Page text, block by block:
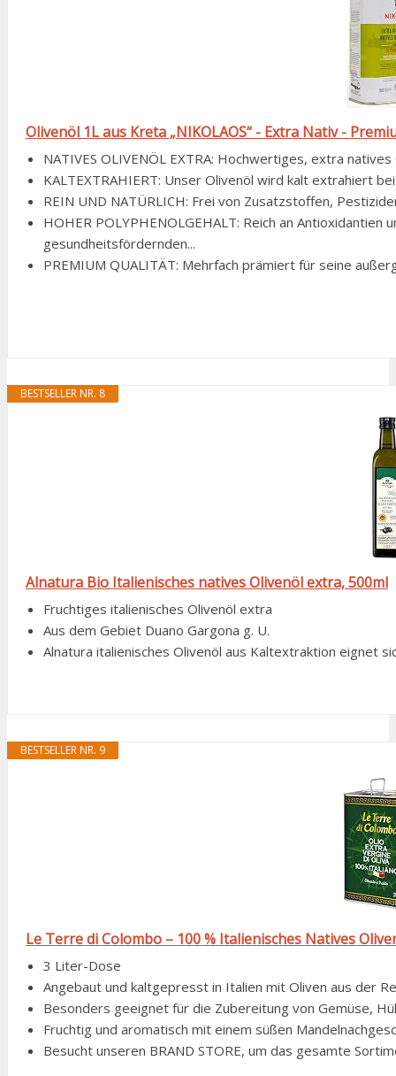
Olivenöl 1L aus Kreta „NIKOLAOS“ - Extra Nativ -
NATIVES OLIVENÖL EXTRA: Hochwertiges, extra
KALTEXTRAHIERT: Unser Olivenöl wird kalt extrahiert
REIN UND NATÜRLICH: Frei von Zusatzstoffen,
HOHER POLYPHENOLGEHALT: Reich an Antioxidantien
gesundheitsfördernden...
PREMIUM QUALITÄT: Mehrfach prämiert für seine
BESTSELLER NR. 8
Alnatura Bio Italienisches natives Olivenöl extra, 500ml
Fruchtiges italienisches Olivenöl extra
Aus dem Gebiet Duano Gargona g. U.
Alnatura italienisches Olivenöl aus Kaltextraktion eignet
BESTSELLER NR. 9
Le Terre di Colombo – 100 % Italienisches Natives
3 Liter-Dose
Angebaut und kaltgepresst in Italien mit Oliven aus der
Besonders geeignet für die Zubereitung von Gemüse,
Fruchtig und aromatisch mit einem süßen
Besucht unseren BRAND STORE, um das gesamte